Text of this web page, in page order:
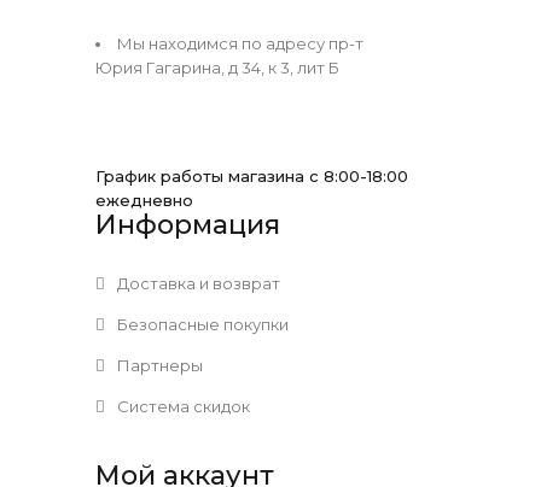
Мы находимся по адресу пр-т
Юрия Гагарина, д 34, к 3, лит Б
График работы магазина с 8:00-18:00
ежедневно
Информация
Доставка и возврат
Безопасные покупки
Партнеры
Система скидок
Мой аккаунт